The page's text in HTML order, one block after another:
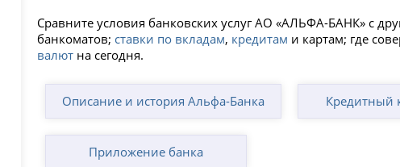
Сравните условия банковских услуг АО «АЛЬФА-БАНК» с
банкоматов; ставки по вкладам, кредитам и картам; где
валют на сегодня.
Описание и история Альфа-Банка Кредитный
Приложение банка